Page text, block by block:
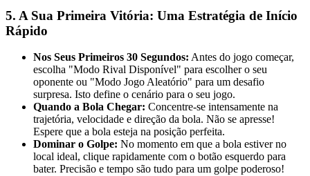
5. A Sua Primeira Vitória: Uma Estratégia de Início
Rápido
Nos Seus Primeiros 30 Segundos: Antes do jogo começar,
escolha "Modo Rival Disponível" para escolher o seu
oponente ou "Modo Jogo Aleatório" para um desafio
surpresa. Isto define o cenário para o seu jogo.
Quando a Bola Chegar: Concentre-se intensamente na
trajetória, velocidade e direção da bola. Não se apresse!
Espere que a bola esteja na posição perfeita.
Dominar o Golpe: No momento em que a bola estiver no
local ideal, clique rapidamente com o botão esquerdo para
bater. Precisão e tempo são tudo para um golpe poderoso!